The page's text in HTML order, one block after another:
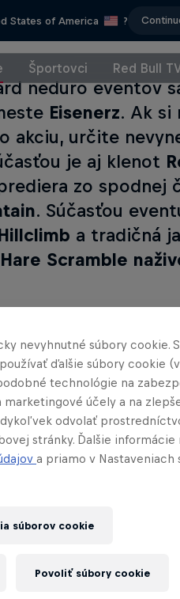
States of America ?
Športovci Red Bull
neduro eventov
Eisenerz. Ak si
akciu, určite
je aj klenot
zo spodnej
. Súčasťou
a tradičná
Scramble
Dougie Lampkin
United Kingdom
nevyhnutné súbory cookie.
ďalšie súbory cookie
technológie na
účely a na
odvolať
stránky. Ďalšie informácie
a priamo v Nastaveniach
súborov cookie
Povoliť súbory cookie